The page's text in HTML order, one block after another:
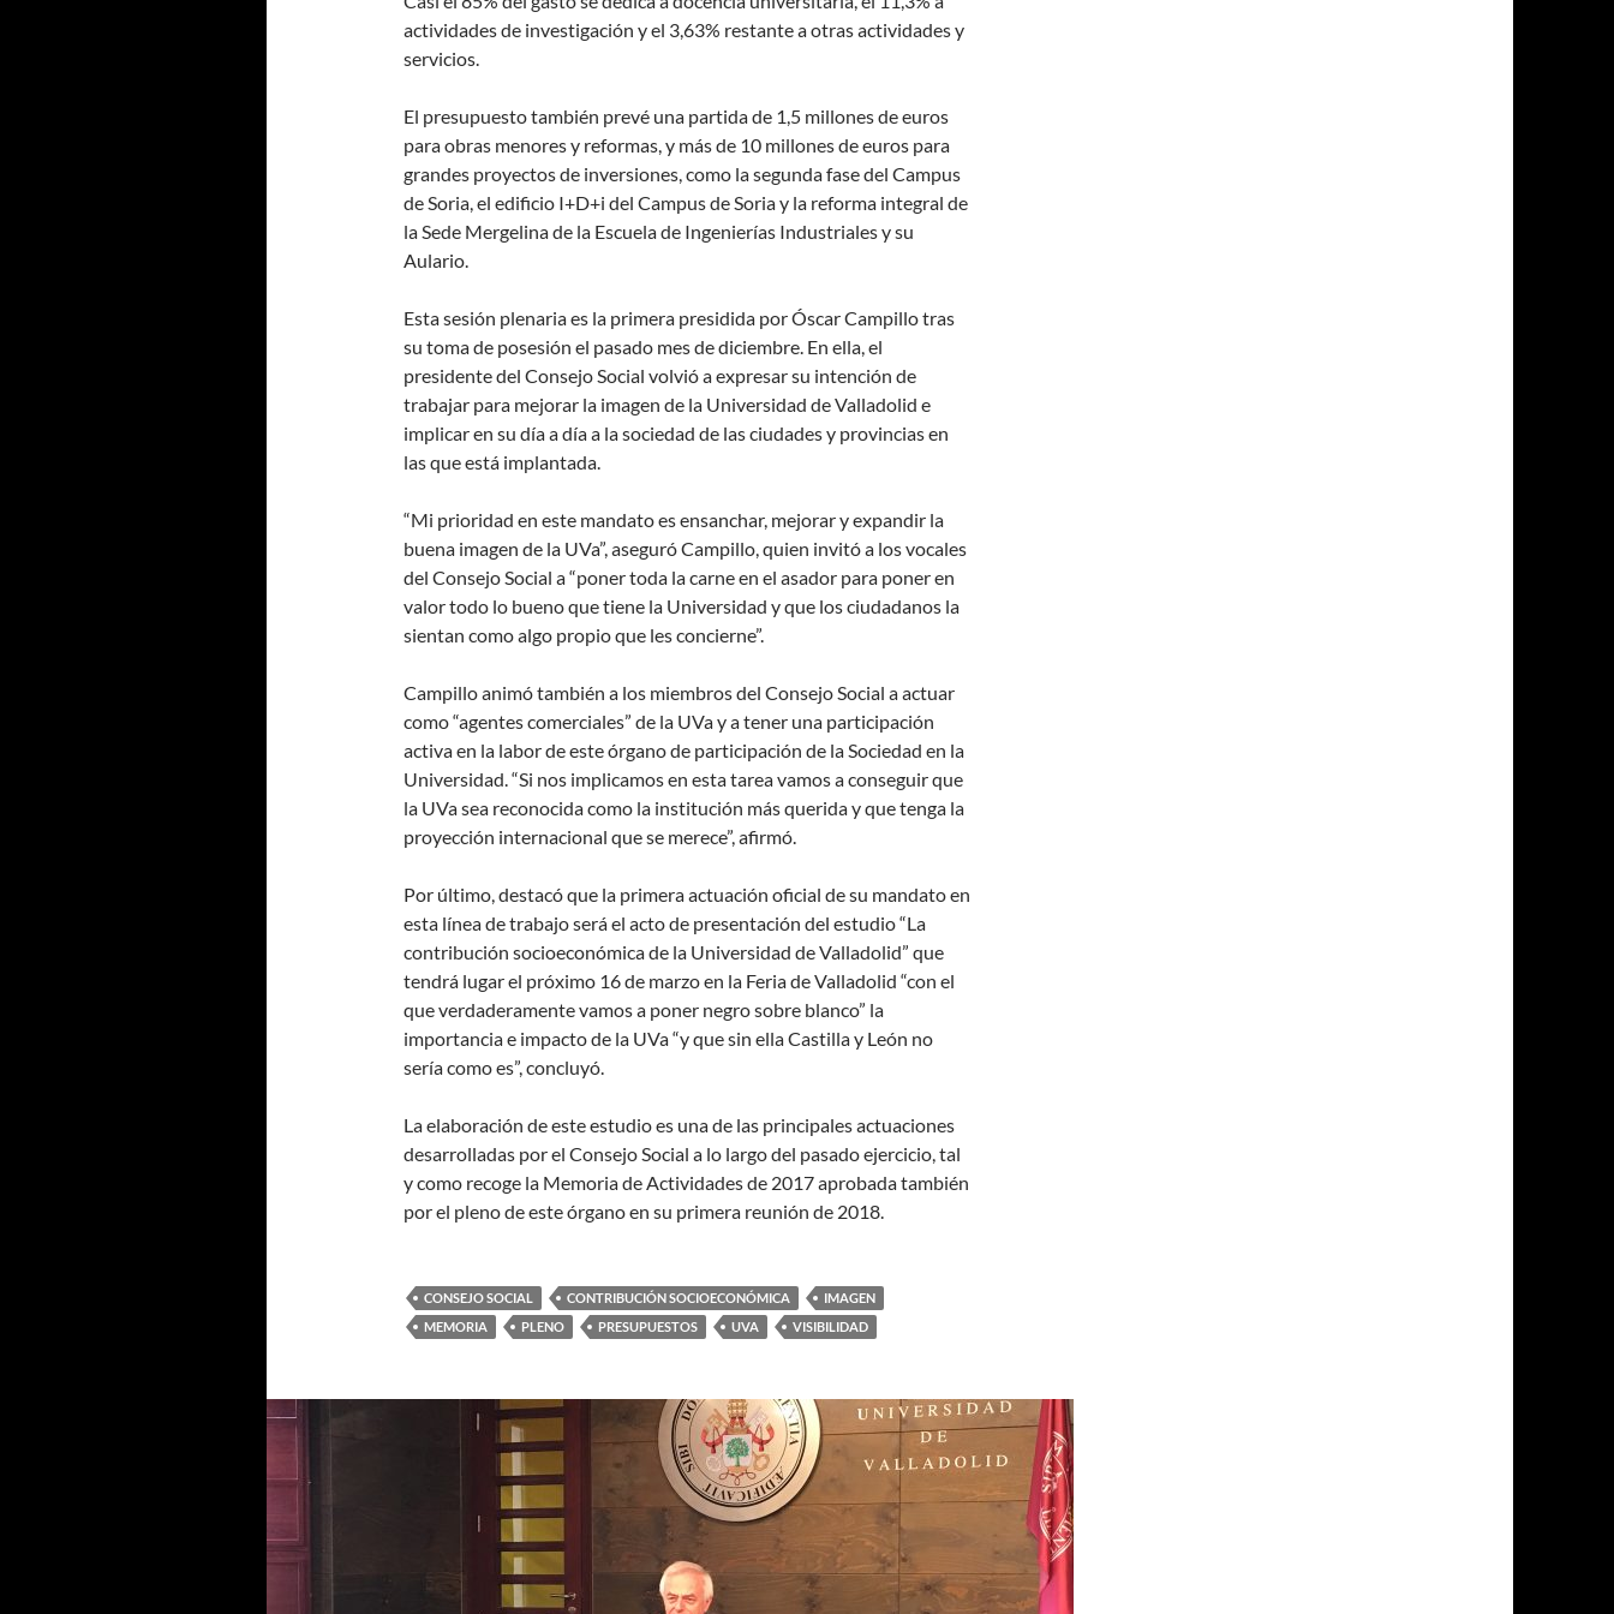
actividades de investigación y el 3,63% restante a otras actividades y
servicios.
El presupuesto también prevé una partida de 1,5 millones de euros
para obras menores y reformas, y más de 10 millones de euros para
grandes proyectos de inversiones, como la segunda fase del Campus
de Soria, el edificio I+D+i del Campus de Soria y la reforma integral de
la Sede Mergelina de la Escuela de Ingenierías Industriales y su
Aulario.
Esta sesión plenaria es la primera presidida por Óscar Campillo tras
su toma de posesión el pasado mes de diciembre. En ella, el
presidente del Consejo Social volvió a expresar su intención de
trabajar para mejorar la imagen de la Universidad de Valladolid e
implicar en su día a día a la sociedad de las ciudades y provincias en
las que está implantada.
“Mi prioridad en este mandato es ensanchar, mejorar y expandir la
buena imagen de la UVa”, aseguró Campillo, quien invitó a los vocales
del Consejo Social a “poner toda la carne en el asador para poner en
valor todo lo bueno que tiene la Universidad y que los ciudadanos la
sientan como algo propio que les concierne”.
Campillo animó también a los miembros del Consejo Social a actuar
como “agentes comerciales” de la UVa y a tener una participación
activa en la labor de este órgano de participación de la Sociedad en la
Universidad. “Si nos implicamos en esta tarea vamos a conseguir que
la UVa sea reconocida como la institución más querida y que tenga la
proyección internacional que se merece”, afirmó.
Por último, destacó que la primera actuación oficial de su mandato en
esta línea de trabajo será el acto de presentación del estudio “La
contribución socioeconómica de la Universidad de Valladolid” que
tendrá lugar el próximo 16 de marzo en la Feria de Valladolid “con el
que verdaderamente vamos a poner negro sobre blanco” la
importancia e impacto de la UVa “y que sin ella Castilla y León no
sería como es”, concluyó.
La elaboración de este estudio es una de las principales actuaciones
desarrolladas por el Consejo Social a lo largo del pasado ejercicio, tal
y como recoge la Memoria de Actividades de 2017 aprobada también
por el pleno de este órgano en su primera reunión de 2018.
CONSEJO SOCIAL CONTRIBUCIÓN SOCIOECONÓMICA
IMAGEN
MEMORIA
PLENO PRESUPUESTOS UVA VISIBILIDAD